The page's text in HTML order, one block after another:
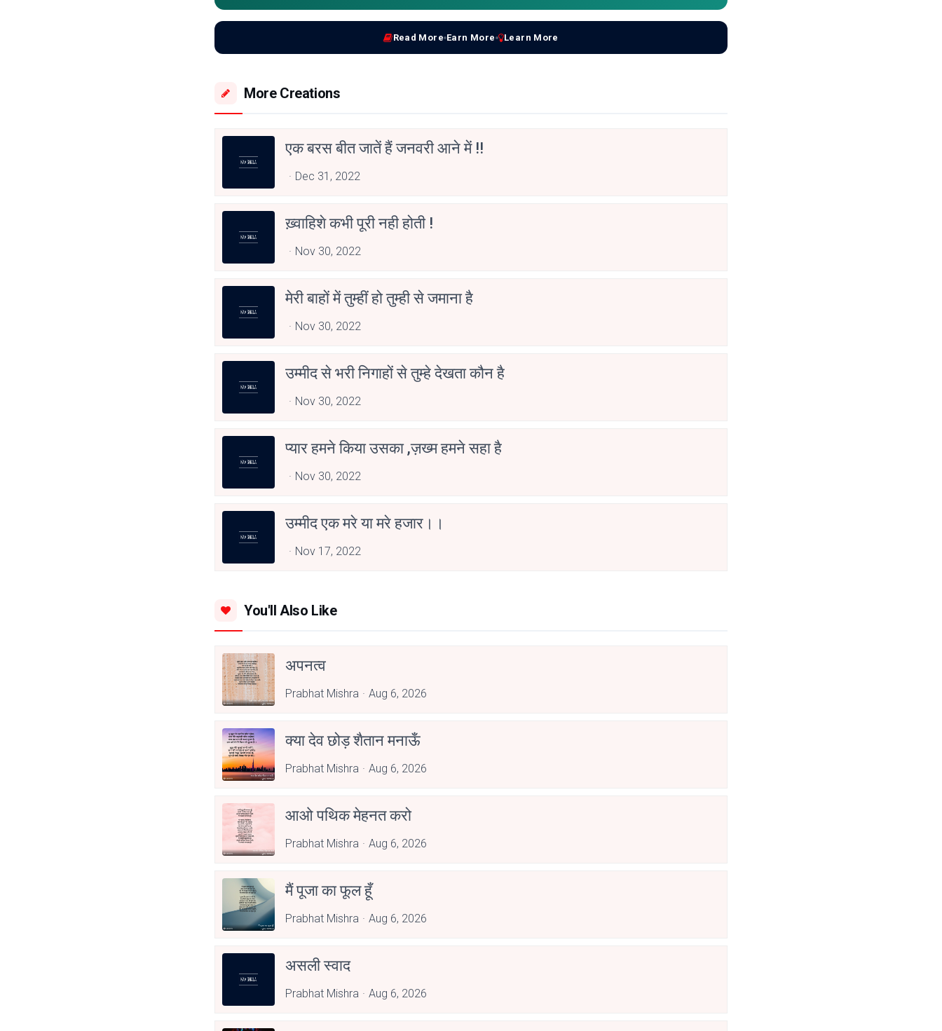
Read More Earn More Learn More
More Creations
एक बरस बीत जातें हैं जनवरी आने में !!
Dec 31, 2022
ख़्वाहिशे कभी पूरी नही होती !
Nov 30, 2022
मेरी बाहों में तुम्हीं हो तुम्ही से जमाना है
Nov 30, 2022
उम्मीद से भरी निगाहों से तुम्हे देखता कौन है
Nov 30, 2022
प्यार हमने किया उसका ,ज़ख्म हमने सहा है
Nov 30, 2022
उम्मीद एक मरे या मरे हजार।।
Nov 17, 2022
You'll Also Like
अपनत्व
Prabhat Mishra Aug 6, 2026
क्या देव छोड़ शैतान मनाऊँ
Prabhat Mishra Aug 6, 2026
आओ पथिक मेहनत करो
Prabhat Mishra Aug 6, 2026
मैं पूजा का फूल हूँ
Prabhat Mishra Aug 6, 2026
असली स्वाद
Prabhat Mishra Aug 6, 2026